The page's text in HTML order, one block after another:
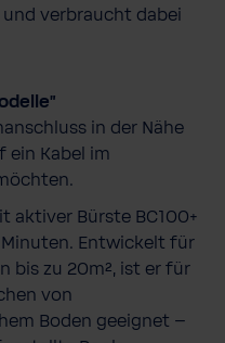
verbraucht dabei
in der Nähe
ein Kabel im
aktiver Bürste BC100+
Entwickelt für
bis zu 20m², ist er für
von
Boden geeignet –